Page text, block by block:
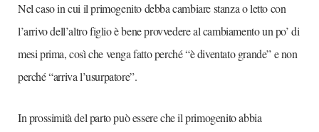
Nel caso in cui il primogenito debba cambiare stanza o letto con
l’arrivo dell’altro figlio è bene provvedere al cambiamento un po’ di
mesi prima, così che venga fatto perché “è diventato grande” e non
perché “arriva l’usurpatore”.
In prossimità del parto può essere che il primogenito abbia